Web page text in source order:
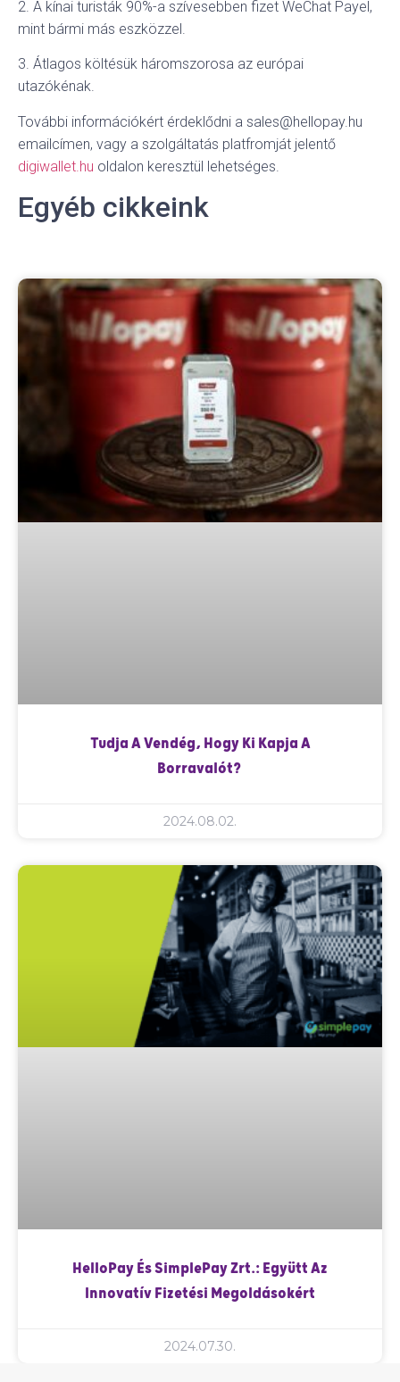
2. A kínai turisták 90%-a szívesebben fizet WeChat Payel,
mint bármi más eszközzel.
3. Átlagos költésük háromszorosa az európai
utazókénak.
További információkért érdeklődni a sales@hellopay.hu
emailcímen, vagy a szolgáltatás platfromját jelentő
digiwallet.hu oldalon keresztül lehetséges.
Egyéb cikkeink
Tudja A Vendég, Hogy Ki Kapja A
Borravalót?
2024.08.02.
HelloPay És SimplePay Zrt.: Együtt Az
Innovatív Fizetési Megoldásokért
2024.07.30.